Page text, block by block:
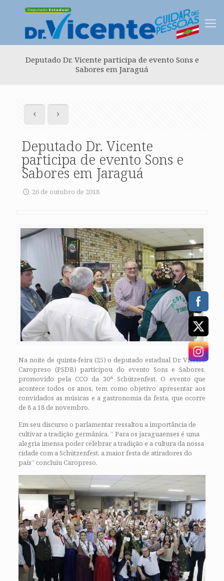
Deputado Dr. Vicente participa de evento Sons e
Sabores em Jaraguá
Deputado Dr. Vicente
participa de evento Sons e
Sabores em Jaraguá
26 de outubro de 2018
Na noite de quinta-feira (25) o deputado estadual Dr. Vicente
Caropreso (PSDB) participou do evento Sons e Sabores,
promovido pela CCO da 30ª Schützenfest. O evento que
acontece todos os anos, tem como objetivo apresentar aos
convidados as músicas e a gastronomia da festa, que ocorre
de 8 a 18 de novembro.
Em seu discurso o parlamentar ressaltou a importância de
cultivar a tradição germânica. ” Para os jaraguaenses é uma
alegria imensa poder celebrar a tradição e a cultura da nossa
cidade com a Schützenfest, a maior festa de atiradores do
país” concluiu Caropreso.